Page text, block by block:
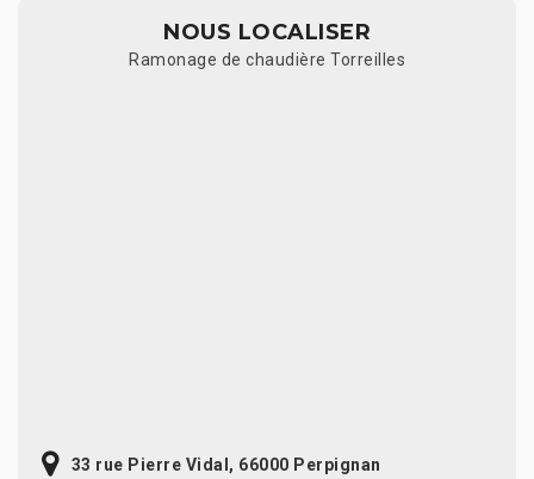
NOUS LOCALISER
Ramonage de chaudière Torreilles
33 rue Pierre Vidal, 66000 Perpignan